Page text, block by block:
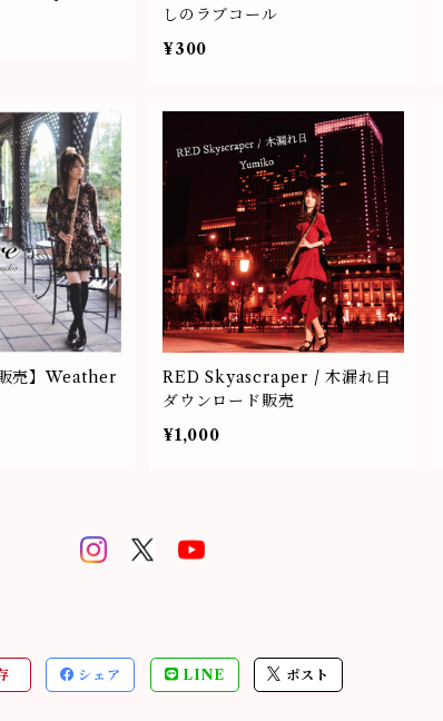
しのラブコール
¥300
売】Weather
RED Skyascraper / 木漏れ日
ダウンロード販売
¥1,000
シェア LINE ポスト